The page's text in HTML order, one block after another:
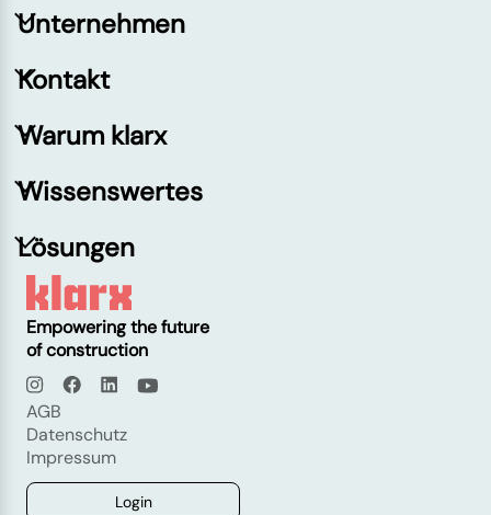
Unternehmen
Kontakt
Warum klarx
Wissenswertes
Lösungen
Empowering the future
of construction
AGB
Datenschutz
Impressum
Login